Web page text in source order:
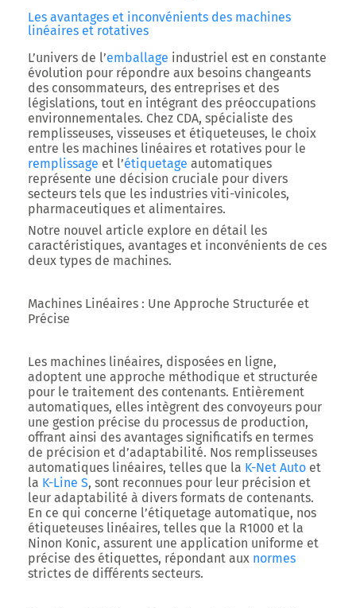
Les avantages et inconvénients des machines
linéaires et rotatives
L’univers de l’emballage industriel est en constante
évolution pour répondre aux besoins changeants
des consommateurs, des entreprises et des
législations, tout en intégrant des préoccupations
environnementales. Chez CDA, spécialiste des
remplisseuses, visseuses et étiqueteuses, le choix
entre les machines linéaires et rotatives pour le
remplissage et l’étiquetage automatiques
représente une décision cruciale pour divers
secteurs tels que les industries viti-vinicoles,
pharmaceutiques et alimentaires.
Notre nouvel article explore en détail les
caractéristiques, avantages et inconvénients de ces
deux types de machines.
Machines Linéaires : Une Approche Structurée et
Précise
Les machines linéaires, disposées en ligne,
adoptent une approche méthodique et structurée
pour le traitement des contenants. Entièrement
automatiques, elles intègrent des convoyeurs pour
une gestion précise du processus de production,
offrant ainsi des avantages significatifs en termes
de précision et d’adaptabilité. Nos remplisseuses
automatiques linéaires, telles que la K-Net Auto et
la K-Line S, sont reconnues pour leur précision et
leur adaptabilité à divers formats de contenants.
En ce qui concerne l’étiquetage automatique, nos
étiqueteuses linéaires, telles que la R1000 et la
Ninon Konic, assurent une application uniforme et
précise des étiquettes, répondant aux normes
strictes de différents secteurs.